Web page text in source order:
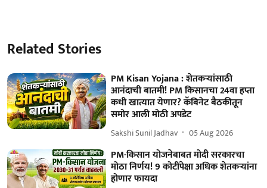
Related Stories
PM Kisan Yojana : शेतकऱ्यांसाठी
आनंदाची बातमी! PM किसानचा 24वा हप्ता
कधी खात्यात येणार? कॅबिनेट बैठकीतून
समोर आली मोठी अपडेट
Sakshi Sunil Jadhav 05 Aug 2026
PM-किसान योजनेबाबत मोदी सरकारचा
मोठा निर्णय! 9 कोटींपेक्षा अधिक शेतकऱ्यांना
होणार फायदा